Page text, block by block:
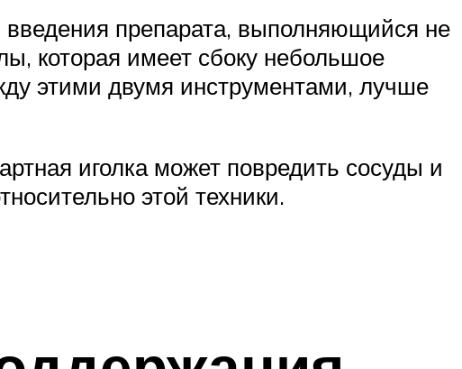
препарата, выполняющийся не
которая имеет сбоку небольшое
этими двумя инструментами, лучше
иголка может повредить сосуды и
этой техники.